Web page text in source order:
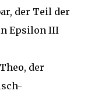
der Teil der
Epsilon III
der